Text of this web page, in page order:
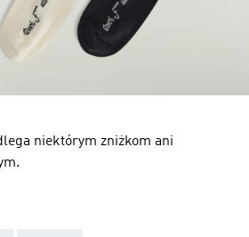
niektórym zniżkom ani